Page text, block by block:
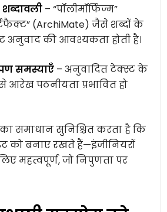
– “पॉलीमॉर्फिज्म”
(ArchiMate) जैसे शब्दों के
अनुवाद की आवश्यकता होती है।
समस्याएँ – अनुवादित टेक्स्ट के
पठनीयता प्रभावित हो
समाधान सुनिश्चित करता है कि
बनाए रखते हैं—इंजीनियरों
महत्वपूर्ण, जो निपुणता पर